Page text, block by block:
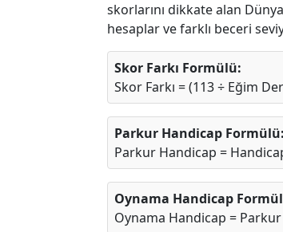
skorlarını dikkate alan
hesaplar ve farklı beceri
Skor Farkı Formülü:
Skor Farkı = (113 ÷ Eğim
Parkur Handicap Formülü:
Parkur Handicap =
Oynama Handicap
Oynama Handicap =